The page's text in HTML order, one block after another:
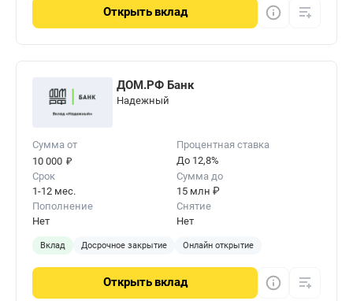
Открыть вклад
ДОМ.РФ Банк
Надежный
Сумма от
10 000 ₽
Процентная ставка
До 12,8%
Срок
1-12 мес.
Сумма до
15 млн ₽
Пополнение
Нет
Снятие
Нет
Вклад Досрочное закрытие Онлайн открытие
Открыть вклад